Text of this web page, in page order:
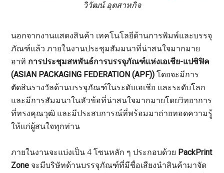
วิวัฒน์ อุตสาหกิจ
นอกจากงานแสดงสินค้า เทคโนโลยีด้านการพิมพ์และบรรจุ
ภัณฑ์แล้ว ภายในงานประชุมสัมมนาที่น่าสนใจมากมาย
อาทิ การประชุมสหพันธ์การบรรจุภัณฑ์แห่งเอเชีย-แปซิฟิค
(ASIAN PACKAGING FEDERATION (APF))โดยจะมีการ
ตัดสินรางวัลด้านบรรจุภัณฑ์ในระดับเอเชีย และระดับโลก
และมีการสัมมนาในหัวข้อที่น่าสนใจมากมายโดยวิทยาการ
ที่ทรงคุณวุฒิ และมีประสบการณ์ที่พร้อมมาถ่ายทอดความรู้
ให้แก่ผู้สนใจทุกท่าน
ภายในงานจะแบ่งเป็น 4 โซนหลัก ๆ ประกอบด้วย PackPrint
Zone จะมีบริษัทด้านบรรจุภัณฑ์ที่มีชื่อเสียงนำสินค้ามาจัด